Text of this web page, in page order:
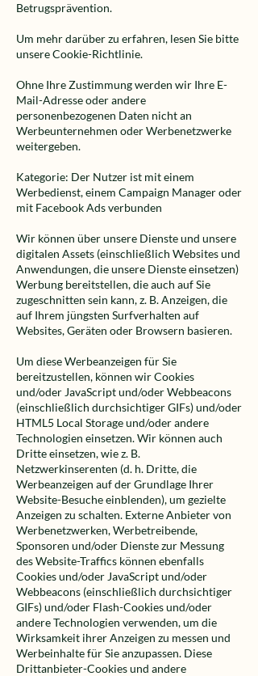
Betrugsprävention.
Um mehr darüber zu erfahren, lesen Sie bitte
unsere Cookie-Richtlinie.
Ohne Ihre Zustimmung werden wir Ihre E-
Mail-Adresse oder andere
personenbezogenen Daten nicht an
Werbeunternehmen oder Werbenetzwerke
weitergeben.
Kategorie: Der Nutzer ist mit einem
Werbedienst, einem Campaign Manager oder
mit Facebook Ads verbunden
Wir können über unsere Dienste und unsere
digitalen Assets (einschließlich Websites und
Anwendungen, die unsere Dienste einsetzen)
Werbung bereitstellen, die auch auf Sie
zugeschnitten sein kann, z. B. Anzeigen, die
auf Ihrem jüngsten Surfverhalten auf
Websites, Geräten oder Browsern basieren.
Um diese Werbeanzeigen für Sie
bereitzustellen, können wir Cookies
und/oder JavaScript und/oder Webbeacons
(einschließlich durchsichtiger GIFs) und/oder
HTML5 Local Storage und/oder andere
Technologien einsetzen. Wir können auch
Dritte einsetzen, wie z. B.
Netzwerkinserenten (d. h. Dritte, die
Werbeanzeigen auf der Grundlage Ihrer
Website-Besuche einblenden), um gezielte
Anzeigen zu schalten. Externe Anbieter von
Werbenetzwerken, Werbetreibende,
Sponsoren und/oder Dienste zur Messung
des Website-Traffics können ebenfalls
Cookies und/oder JavaScript und/oder
Webbeacons (einschließlich durchsichtiger
GIFs) und/oder Flash-Cookies und/oder
andere Technologien verwenden, um die
Wirksamkeit ihrer Anzeigen zu messen und
Werbeinhalte für Sie anzupassen. Diese
Drittanbieter-Cookies und andere